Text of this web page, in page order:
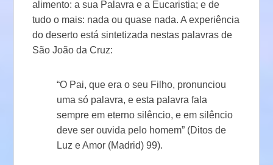
alimento: a sua Palavra e a Eucaristia; e de
tudo o mais: nada ou quase nada. A experiência
do deserto está sintetizada nestas palavras de
São João da Cruz:
“O Pai, que era o seu Filho, pronunciou
uma só palavra, e esta palavra fala
sempre em eterno silêncio, e em silêncio
deve ser ouvida pelo homem” (Ditos de
Luz e Amor (Madrid) 99).